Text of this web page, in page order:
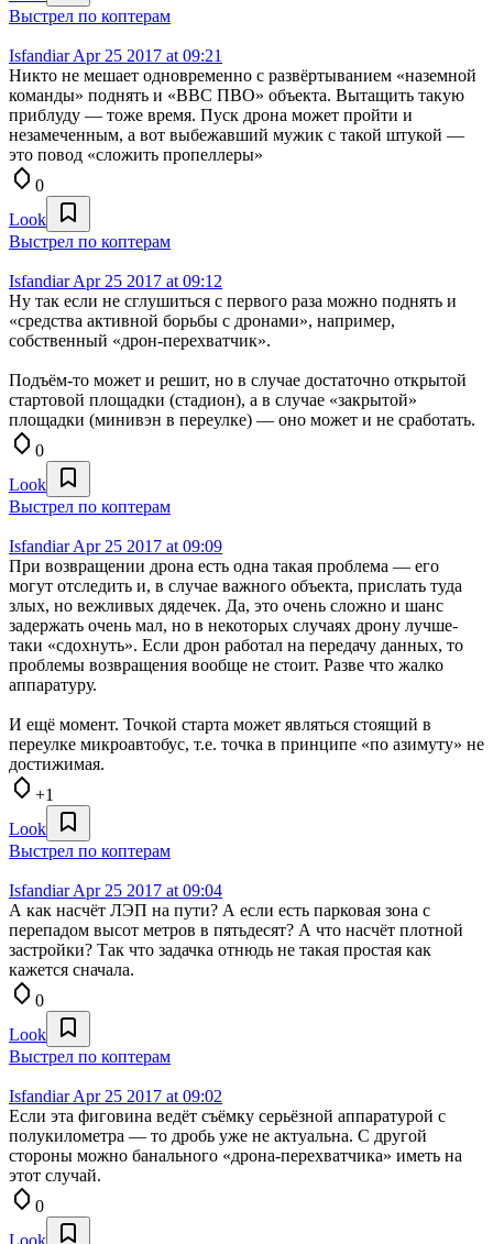
Выстрел по коптерам
IsfandiarApr 25 2017 at 09:21
Никто не мешает одновременно с развёртыванием «наземной
команды» поднять и «ВВС ПВО» объекта. Вытащить такую
приблуду — тоже время. Пуск дрона может пройти и
незамеченным, а вот выбежавший мужик с такой штукой —
это повод «сложить пропеллеры»
0
Look
Выстрел по коптерам
IsfandiarApr 25 2017 at 09:12
Ну так если не сглушиться с первого раза можно поднять и
«средства активной борьбы с дронами», например,
собственный «дрон-перехватчик».
Подъём-то может и решит, но в случае достаточно открытой
стартовой площадки (стадион), а в случае «закрытой»
площадки (минивэн в переулке) — оно может и не сработать.
0
Look
Выстрел по коптерам
IsfandiarApr 25 2017 at 09:09
При возвращении дрона есть одна такая проблема — его
могут отследить и, в случае важного объекта, прислать туда
злых, но вежливых дядечек. Да, это очень сложно и шанс
задержать очень мал, но в некоторых случаях дрону лучше-
таки «сдохнуть». Если дрон работал на передачу данных, то
проблемы возвращения вообще не стоит. Разве что жалко
аппаратуру.
И ещё момент. Точкой старта может являться стоящий в
переулке микроавтобус, т.е. точка в принципе «по азимуту» не
достижимая.
+1
Look
Выстрел по коптерам
IsfandiarApr 25 2017 at 09:04
А как насчёт ЛЭП на пути? А если есть парковая зона с
перепадом высот метров в пятьдесят? А что насчёт плотной
застройки? Так что задачка отнюдь не такая простая как
кажется сначала.
0
Look
Выстрел по коптерам
IsfandiarApr 25 2017 at 09:02
Если эта фиговина ведёт съёмку серьёзной аппаратурой с
полукилометра — то дробь уже не актуальна. С другой
стороны можно банального «дрона-перехватчика» иметь на
этот случай.
0
Look